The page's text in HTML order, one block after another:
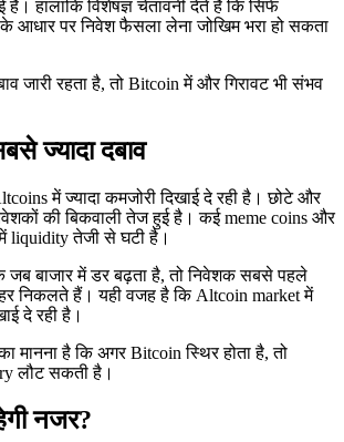
हालांकि विशेषज्ञ चेतावनी देते हैं कि सिर्फ
आधार पर निवेश फैसला लेना जोखिम भरा हो सकता
जारी रहता है, तो Bitcoin में और गिरावट भी संभव
ज्यादा दबाव
में ज्यादा कमजोरी दिखाई दे रही है। छोटे और
की बिकवाली तेज हुई है। कई meme coins और
liquidity तेजी से घटी है।
जब बाजार में डर बढ़ता है, तो निवेशक सबसे पहले
निकलते हैं। यही वजह है कि Altcoin market में
दे रही है।
मानना है कि अगर Bitcoin स्थिर होता है, तो
लौट सकती है।
नजर?